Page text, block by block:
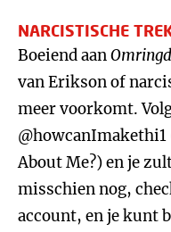
NARCISTISCHE
Boeiend aan
van Erikson of
meer voorkomt.
About Me?) en je
misschien nog,
account, en je kunt